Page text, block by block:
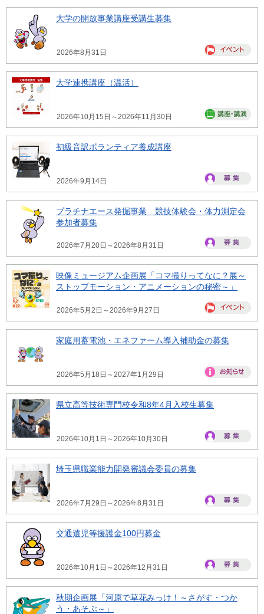
大学の開放事業講座受講生募集
2026年8月31日
大学連携講座（温活）
2026年10月15日～2026年11月30日
初級音訳ボランティア養成講座
2026年9月14日
プラチナエース発掘事業 競技体験会・体力測定会
参加者募集
2026年7月20日～2026年8月31日
映像ミュージアム企画展「コマ撮りってなに？展～
ストップモーション・アニメーションの秘密～」
2026年5月2日～2026年9月27日
家庭用蓄電池・エネファーム導入補助金の募集
2026年5月18日～2027年1月29日
県立高等技術専門校令和8年4月入校生募集
2026年10月1日～2026年10月30日
埼玉県職業能力開発審議会委員の募集
2026年7月29日～2026年8月31日
交通遺児等援護金100円募金
2026年10月1日～2026年12月31日
秋期企画展「河原で草花みっけ！～さがす・つか
う・あそぶ～」